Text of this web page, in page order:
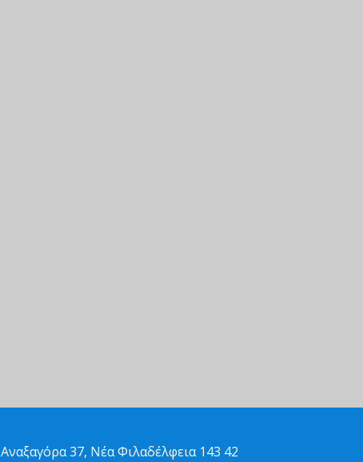
Αναξαγόρα 37, Νέα Φιλαδέλφεια 143 42